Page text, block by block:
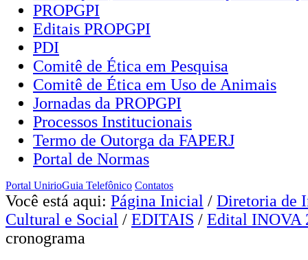
PROPGPI
Editais PROPGPI
PDI
Comitê de Ética em Pesquisa
Comitê de Ética em Uso de Animais
Jornadas da PROPGPI
Processos Institucionais
Termo de Outorga da FAPERJ
Portal de Normas
Portal UnirioGuia Telefônico Contatos
Você está aqui: Página Inicial / Diretoria de
Cultural e Social / EDITAIS / Edital INOVA
cronograma